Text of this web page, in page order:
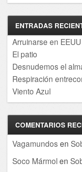
ENTRADAS
Arruinarse en EEUU
El patio
Desnudemos el
Respiración
Viento Azul
COMENTARIOS
Vagamundos en
Soco Mármolen